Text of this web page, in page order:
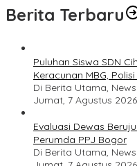
Berita Terbaru
Puluhan Siswa SDN
Keracunan MBG,
Di Berita Utama, News
Jumat, 7 Agustus 2026
Evaluasi Dewas
Perumda PPJ Bogor
Di Berita Utama, News